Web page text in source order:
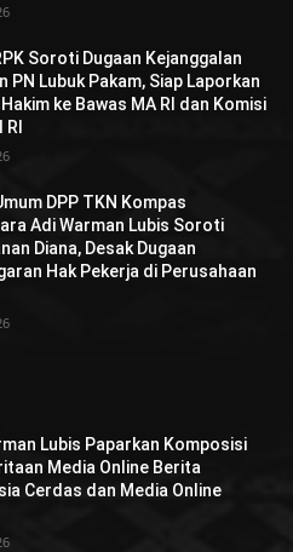
Soroti Dugaan Kejanggalan
PN Lubuk Pakam, Siap Laporkan
ke Bawas MA RI dan Komisi
DPP TKN Kompas
Adi Warman Lubis Soroti
Diana, Desak Dugaan
Hak Pekerja di Perusahaan
Lubis Paparkan Komposisi
Media Online Berita
Cerdas dan Media Online